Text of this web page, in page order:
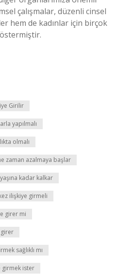
çalışmalar, düzenli cinsel
hem de kadınlar için birçok
Girilir
yapılmalı
olmalı
zaman azalmaya başlar
kadar kalkar
ilişkiye girmeli
girer mi
girer
sağlıklı mı
girmek ister